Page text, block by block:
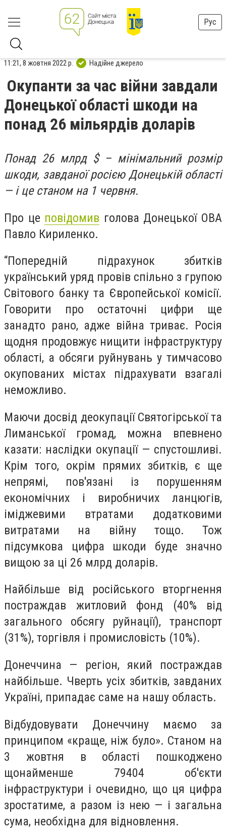
Рус
11:21, 8 жовтня 2022 р. Надійне джерело
Окупанти за час війни завдали
Донецької області шкоди на
понад 26 мільярдів доларів
Понад 26 млрд $ – мінімальний розмір
шкоди, завданої росією Донецькій області
— і це станом на 1 червня.
Про це повідомив голова Донецької ОВА
Павло Кириленко.
“Попередній підрахунок збитків
український уряд провів спільно з групою
Світового банку та Європейської комісії.
Говорити про остаточні цифри ще
занадто рано, адже війна триває. Росія
щодня продовжує нищити інфраструктуру
області, а обсяги руйнувань у тимчасово
окупованих містах підрахувати взагалі
неможливо.
Маючи досвід деокупації Святогірської та
Лиманської громад, можна впевнено
казати: наслідки окупації — спустошливі.
Крім того, окрім прямих збитків, є ще
непрямі, пов'язані із порушенням
економічних і виробничих ланцюгів,
іміджевими втратами додатковими
витратами на війну тощо. Тож
підсумкова цифра шкоди буде значно
вищою за ці 26 млрд доларів.
Найбільше від російського вторгнення
постраждав житловий фонд (40% від
загального обсягу руйнації), транспорт
(31%), торгівля і промисловість (10%).
Донеччина — регіон, який постраждав
найбільше. Чверть усіх збитків, завданих
Україні, припадає саме на нашу область.
Відбудовувати Донеччину маємо за
принципом «краще, ніж було». Станом на
3 жовтня в області пошкоджено
щонайменше 79404 об'єкти
інфраструктури і очевидно, що ця цифра
зростатиме, а разом із нею — і загальна
сума, необхідна для відновлення.